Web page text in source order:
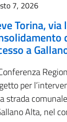
7, 2026
Torina, via
a
per
strada
Alta, nel